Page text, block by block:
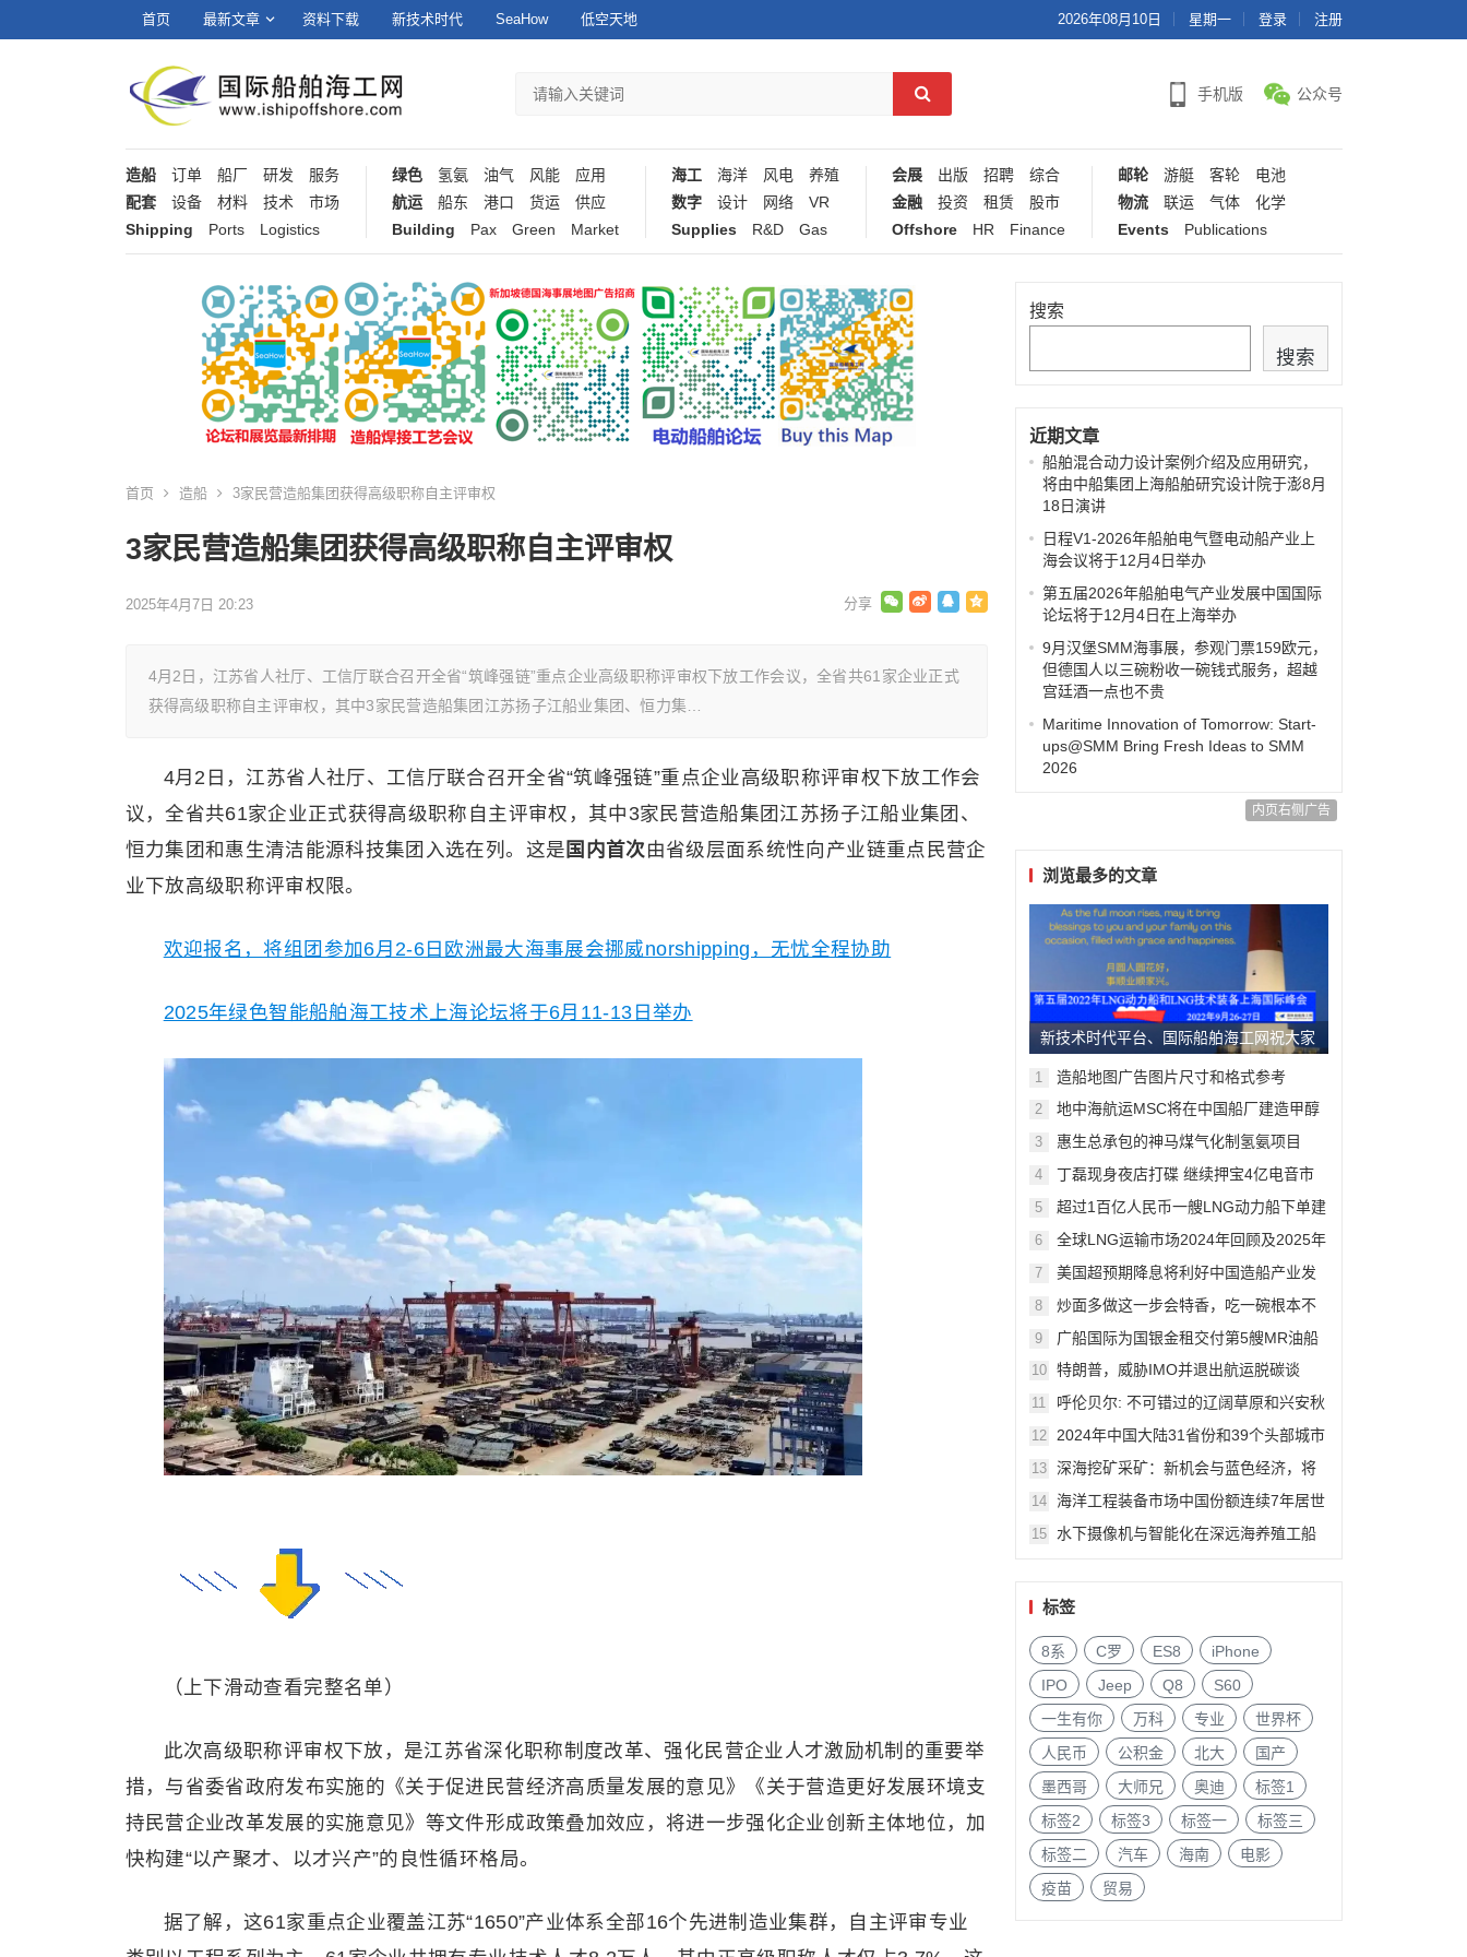
首页 最新文章 资料下载 新技术时代 SeaHow 低空天地 2026年08月10日 星期一 登录 注册
手机版 公众号
造船 订单 船厂 研发
服务
配套
设备 材料 技术
市场
Shipping
Ports Logistics
绿色 氢氨 油气 风能
应用
航运
船东 港口 货运
供应
Building
Pax Green Market
海工 海洋 风电
养殖
数字
设计 网络
VR
Supplies
R&D Gas
会展 出版 招聘
综合
金融
投资 租赁
股市
Offshore
HR Finance
邮轮 游艇 客轮
电池
物流
联运 气体
化学
Events
Publications
首页 造船 3家民营造船集团获得高级职称自主评审权
3家民营造船集团获得高级职称自主评审权
2025年4月7日 20:23
4月2日，江苏省人社厅、工信厅联合召开全省“筑峰强链”重点企业高级职称评审权下放工作会议，全省共61家企业正式
获得高级职称自主评审权，其中3家民营造船集团江苏扬子江船业集团、恒力集…
4月2日，江苏省人社厅、工信厅联合召开全省“筑峰强链”重点企业高级职称评审权下放工作会
议，全省共61家企业正式获得高级职称自主评审权，其中3家民营造船集团江苏扬子江船业集团、
恒力集团和惠生清洁能源科技集团入选在列。这是 国内首次由省级层面系统性向产业链重点民营企
业下放高级职称评审权限。
欢迎报名，将组团参加6月2-6日欧洲最大海事展会挪威norshipping，无忧全程协助
2025年绿色智能船舶海工技术上海论坛将于6月11-13日举办
（上下滑动查看完整名单）
此次高级职称评审权下放，是江苏省深化职称制度改革、强化民营企业人才激励机制的重要举
措，与省委省政府发布实施的《关于促进民营经济高质量发展的意见》《关于营造更好发展环境支
持民营企业改革发展的实施意见》等文件形成政策叠加效应，将进一步强化企业创新主体地位，加
快构建“以产聚才、以才兴产”的良性循环格局。
据了解，这61家重点企业覆盖江苏“1650”产业体系全部16个先进制造业集群，自主评审专业
搜索
搜索
近期文章
船舶混合动力设计案例介绍及应用研究，
将由中船集团上海船舶研究设计院于澎8月
18日演讲
日程V1-2026年船舶电气暨电动船产业上
海会议将于12月4日举办
第五届2026年船舶电气产业发展中国国际
论坛将于12月4日在上海举办
9月汉堡SMM海事展，参观门票159欧元，
但德国人以三碗粉收一碗钱式服务，超越
宫廷酒一点也不贵
Maritime Innovation of Tomorrow: Start-
ups@SMM Bring Fresh Ideas to SMM
2026
内页右侧广告
浏览最多的文章
新技术时代平台、国际船舶海工网祝大家
中秋节欢乐！
1 造船地图广告图片尺寸和格式参考
2
地中海航运MSC将在中国船厂建造甲醇
3
惠生总承包的神马煤气化制氢氨项目
4
丁磊现身夜店打碟 继续押宝4亿电音市
5
超过1百亿人民币一艘LNG动力船下单建
6
全球LNG运输市场2024年回顾及2025年
7
美国超预期降息将利好中国造船产业发
8
炒面多做这一步会特香，吃一碗根本不
9 广船国际为国银金租交付第5艘MR油船
10
特朗普，威胁IMO并退出航运脱碳谈
11
呼伦贝尔: 不可错过的辽阔草原和兴安秋
12
2024年中国大陆31省份和39个头部城市
13
深海挖矿采矿：新机会与蓝色经济，将
海船舶海工展会演讲
14
海洋工程装备市场中国份额连续7年居世
15
水下摄像机与智能化在深远海养殖工船
标签
8系 C罗 ES8
iPhone
IPO
Jeep Q8
S60
一生有你
万科 专业
世界杯
人民币
公积金 北大
国产
墨西哥
大师兄 奥迪
标签1
标签2
标签3 标签一
标签三
标签二
汽车 海南
电影
疫苗
贸易